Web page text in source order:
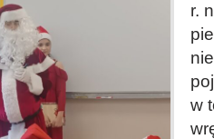
r.
w